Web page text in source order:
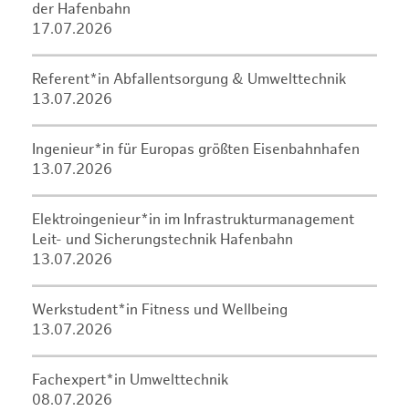
der Hafenbahn
17.07.2026
Referent*in Abfallentsorgung & Umwelttechnik
13.07.2026
Ingenieur*in für Europas größten Eisenbahnhafen
13.07.2026
Elektroingenieur*in im Infrastrukturmanagement
Leit- und Sicherungstechnik Hafenbahn
13.07.2026
Werkstudent*in Fitness und Wellbeing
13.07.2026
Fachexpert*in Umwelttechnik
08.07.2026